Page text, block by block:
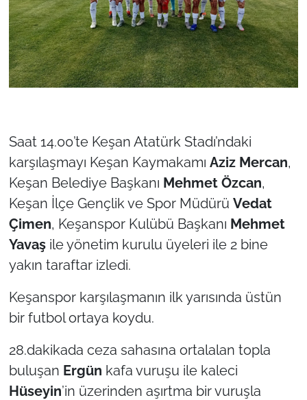
Saat 14.00’te Keşan Atatürk Stadı’ndaki
karşılaşmayı Keşan Kaymakamı Aziz Mercan,
Keşan Belediye Başkanı Mehmet Özcan,
Keşan İlçe Gençlik ve Spor Müdürü Vedat
Çimen, Keşanspor Kulübü Başkanı Mehmet
Yavaşile yönetim kurulu üyeleri ile 2 bine
yakın taraftar izledi.
Keşanspor karşılaşmanın ilk yarısında üstün
bir futbol ortaya koydu.
28.dakikada ceza sahasına ortalalan topla
buluşan Ergün kafa vuruşu ile kaleci
Hüseyin’in üzerinden aşırtma bir vuruşla
Finans
Genel-A